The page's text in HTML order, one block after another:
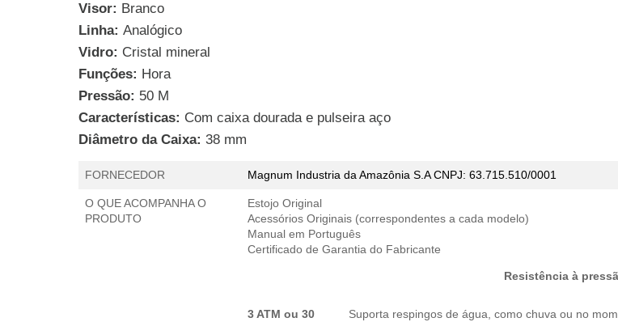
Visor: Branco
Linha: Analógico
Vidro: Cristal mineral
Funções: Hora
Pressão: 50 M
Características: Com caixa dourada e pulseira aço
Diâmetro da Caixa: 38 mm
FORNECEDOR Magnum Industria da Amazônia S.A CNPJ: 63.715.510/0001
O QUE ACOMPANHA O
PRODUTO
Estojo Original
Acessórios Originais (correspondentes a cada modelo)
Manual em Português
Certificado de Garantia do Fabricante
Resistência à
3 ATM ou 30
Suporta respingos de água, como chuva ou no